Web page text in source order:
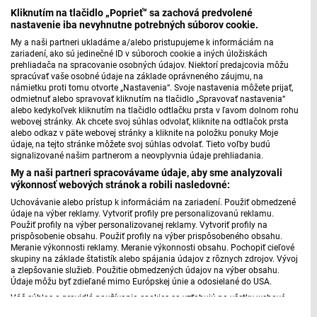
Kliknutím na tlačidlo „Poprieť“ sa zachová predvolené
nastavenie iba nevyhnutne potrebných súborov cookie.
My a naši partneri ukladáme a/alebo pristupujeme k informáciám na
zariadení, ako sú jedinečné ID v súboroch cookie a iných úložiskách
prehliadača na spracovanie osobných údajov. Niektorí predajcovia môžu
spracúvať vaše osobné údaje na základe oprávneného záujmu, na
námietku proti tomu otvorte „Nastavenia“. Svoje nastavenia môžete prijať,
odmietnuť alebo spravovať kliknutím na tlačidlo „Spravovať nastavenia“
alebo kedykoľvek kliknutím na tlačidlo odtlačku prsta v ľavom dolnom rohu
webovej stránky. Ak chcete svoj súhlas odvolať, kliknite na odtlačok prsta
alebo odkaz v päte webovej stránky a kliknite na položku ponuky Moje
údaje, na tejto stránke môžete svoj súhlas odvolať. Tieto voľby budú
signalizované našim partnerom a neovplyvnia údaje prehliadania.
My a naši partneri spracovávame údaje, aby sme analyzovali
výkonnosť webových stránok a robili nasledovné:
Uchovávanie alebo prístup k informáciám na zariadení. Použiť obmedzené
údaje na výber reklamy. Vytvoriť profily pre personalizovanú reklamu.
Použiť profily na výber personalizovanej reklamy. Vytvoriť profily na
prispôsobenie obsahu. Použiť profily na výber prispôsobeného obsahu.
Meranie výkonnosti reklamy. Meranie výkonnosti obsahu. Pochopiť cieľové
skupiny na základe štatistík alebo spájania údajov z rôznych zdrojov. Vývoj
a zlepšovanie služieb. Použitie obmedzených údajov na výber obsahu.
Údaje môžu byť zdieľané mimo Európskej únie a odosielané do USA.
Váš súhlas a pravidlá používania cookies sa vzťahujú na všetky webové
háztartások pénzügyi
ellenállóképessége
A szlovák családok pénzügyi ellenállóképessége tovább
romlik, és egyre többen érzik úgy, hogy rosszabb anyagi
helyzetben vannak, mint egy évvel ezelőtt.
6. 8. 2026 | 17:11